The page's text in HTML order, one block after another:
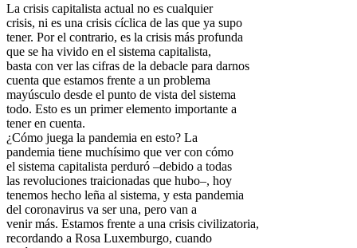
La crisis capitalista actual no es cualquier
crisis, ni es una crisis cíclica de las que ya supo
tener. Por el contrario, es la crisis más profunda
que se ha vivido en el sistema capitalista,
basta con ver las cifras de la debacle para darnos
cuenta que estamos frente a un problema
mayúsculo desde el punto de vista del sistema
todo. Esto es un primer elemento importante a
tener en cuenta.
¿Cómo juega la pandemia en esto? La
pandemia tiene muchísimo que ver con cómo
el sistema capitalista perduró –debido a todas
las revoluciones traicionadas que hubo–, hoy
tenemos hecho leña al sistema, y esta pandemia
del coronavirus va ser una, pero van a
venir más. Estamos frente a una crisis civilizatoria,
recordando a Rosa Luxemburgo, cuando